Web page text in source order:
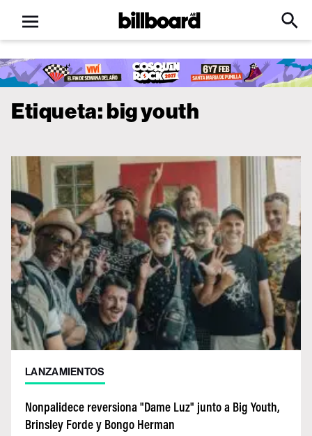
Open
menu
Billboard
Click
Input
Etiqueta:big youth
LANZAMIENTOS
Nonpalidece reversiona "Dame Luz" junto a Big Youth,
Brinsley Forde y Bongo Herman